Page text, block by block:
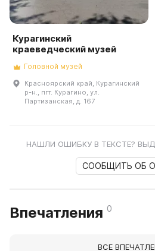
Курагинский
краеведческий музей
Головной музей
Красноярский край, Курагинский
р-н., пгт. Курагино, ул.
Партизанская, д. 167
НАШЛИ ОШИБКУ В ТЕКСТЕ?
СООБЩИТЬ ОБ
Впечатления 0
ВСЕ